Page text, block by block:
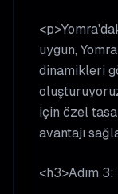
uygun,
dinamikleri
için özel
avantajı
<h3>Adım